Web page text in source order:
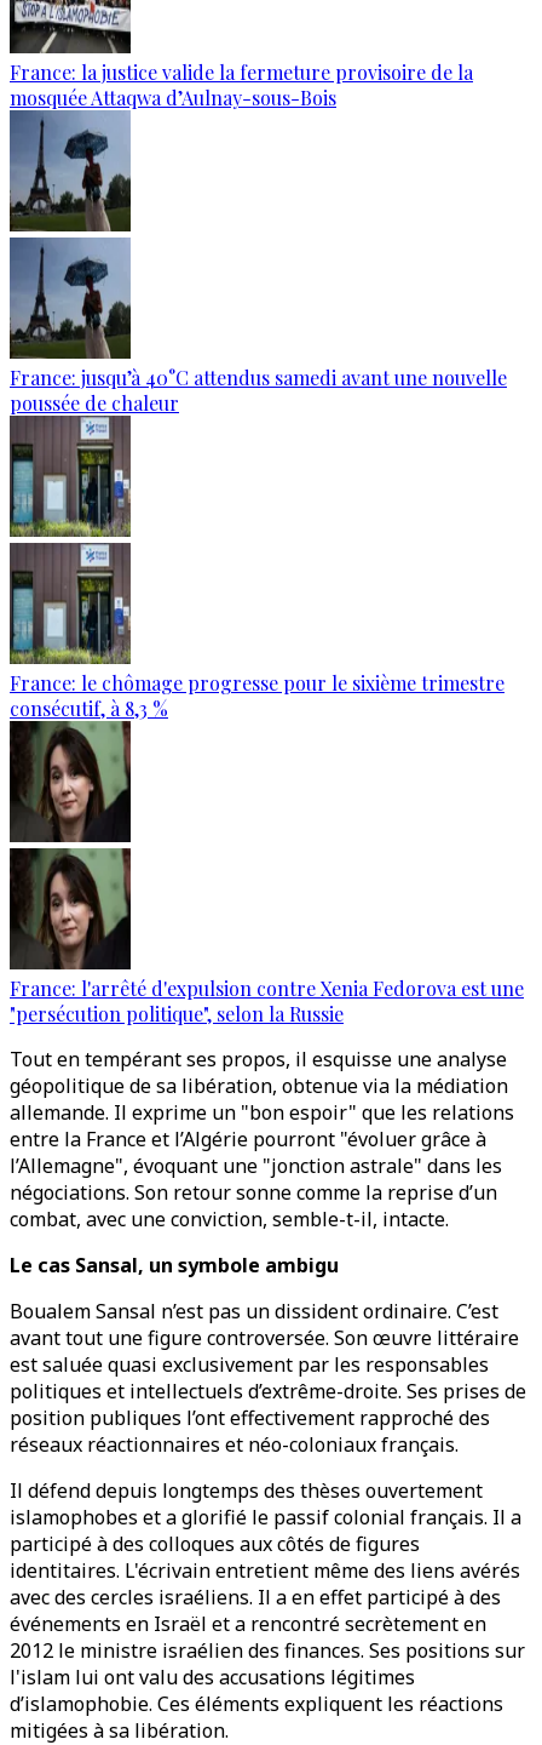
France: la justice valide la fermeture provisoire de la
mosquée Attaqwa d’Aulnay-sous-Bois
France: jusqu’à 40°C attendus samedi avant une nouvelle
poussée de chaleur
France: le chômage progresse pour le sixième trimestre
consécutif, à 8,3 %
France: l'arrêté d'expulsion contre Xenia Fedorova est une
"persécution politique", selon la Russie
Tout en tempérant ses propos, il esquisse une analyse
géopolitique de sa libération, obtenue via la médiation
allemande. Il exprime un "bon espoir" que les relations
entre la France et l’Algérie pourront "évoluer grâce à
l’Allemagne", évoquant une "jonction astrale" dans les
négociations. Son retour sonne comme la reprise d’un
combat, avec une conviction, semble-t-il, intacte.
Le cas Sansal, un symbole ambigu
Boualem Sansal n’est pas un dissident ordinaire. C’est
avant tout une figure controversée. Son œuvre littéraire
est saluée quasi exclusivement par les responsables
politiques et intellectuels d’extrême-droite. Ses prises de
position publiques l’ont effectivement rapproché des
réseaux réactionnaires et néo-coloniaux français.
Il défend depuis longtemps des thèses ouvertement
islamophobes et a glorifié le passif colonial français. Il a
participé à des colloques aux côtés de figures
identitaires. L'écrivain entretient même des liens avérés
avec des cercles israéliens. Il a en effet participé à des
événements en Israël et a rencontré secrètement en
2012 le ministre israélien des finances. Ses positions sur
l'islam lui ont valu des accusations légitimes
d’islamophobie. Ces éléments expliquent les réactions
mitigées à sa libération.